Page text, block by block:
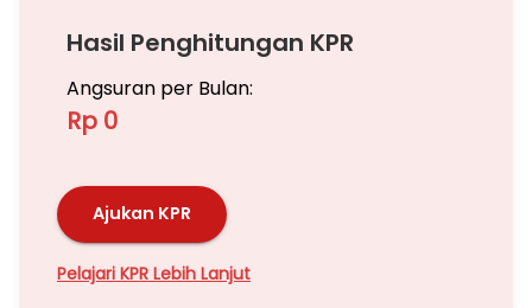
Hasil Penghitungan KPR
Angsuran per Bulan:
Rp 0
Ajukan KPR
Pelajari KPR Lebih Lanjut